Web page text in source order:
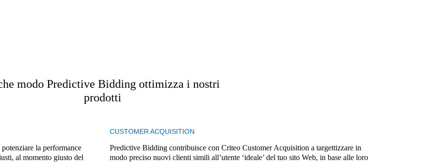
modo Predictive Bidding ottimizza i nostri
prodotti
la performance
al momento giusto del
CUSTOMER ACQUISITION
Predictive Bidding contribuisce con Criteo Customer Acquisition a targettizzare in
modo preciso nuovi clienti simili all’utente ‘ideale’ del tuo sito Web, in base alle loro